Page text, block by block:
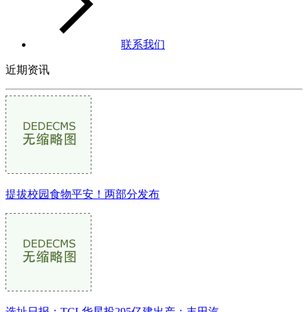
联系我们
近期资讯
提拔校园食物平安！两部分发布